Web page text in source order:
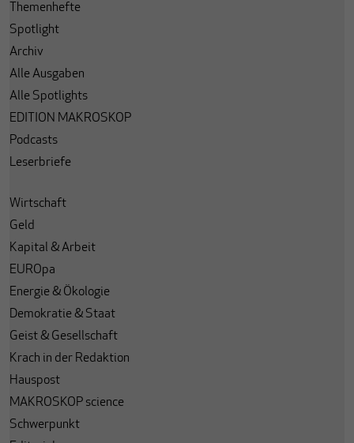
Themenhefte
Spotlight
Archiv
Alle Ausgaben
Alle Spotlights
EDITION MAKROSKOP
Podcasts
Leserbriefe
Wirtschaft
Geld
Kapital & Arbeit
EUROpa
Energie & Ökologie
Demokratie & Staat
Geist & Gesellschaft
Krach in der Redaktion
Hauspost
MAKROSKOP science
Schwerpunkt